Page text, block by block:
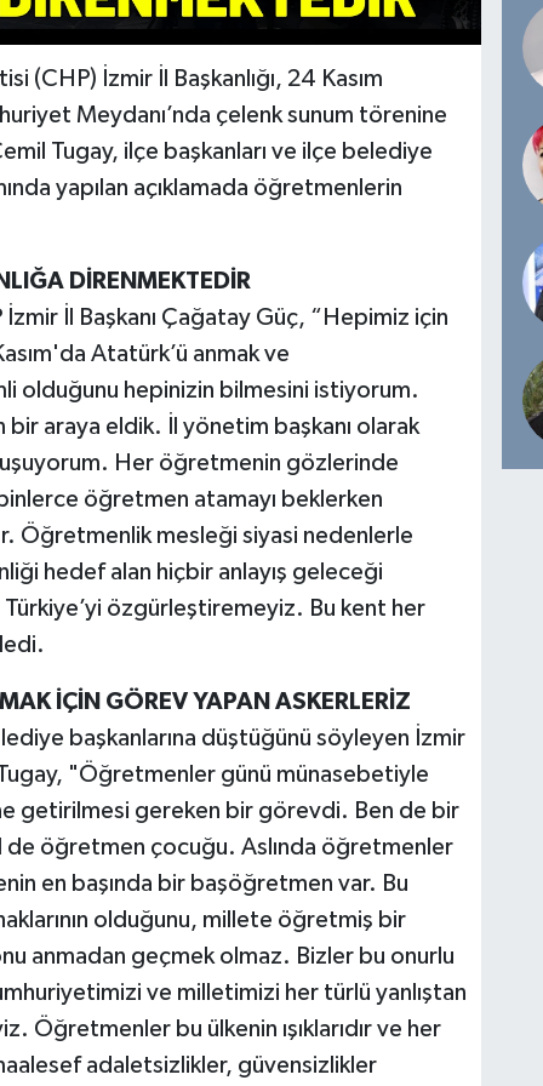
(CHP) İzmir İl Başkanlığı, 24 Kasım
Meydanı’nda çelenk sunum törenine
Tugay, ilçe başkanları ve ilçe belediye
yapılan açıklamada öğretmenlerin
DİRENMEKTEDİR
İl Başkanı Çağatay Güç, “Hepimiz için
Atatürk’ü anmak ve
olduğunu hepinizin bilmesini istiyorum.
araya eldik. İl yönetim başkanı olarak
Her öğretmenin gözlerinde
öğretmen atamayı beklerken
Öğretmenlik mesleği siyasi nedenlerle
hedef alan hiçbir anlayış geleceği
özgürleştiremeyiz. Bu kent her
İÇİN GÖREV YAPAN ASKERLERİZ
başkanlarına düştüğünü söyleyen İzmir
"Öğretmenler günü münasebetiyle
getirilmesi gereken bir görevdi. Ben de bir
öğretmen çocuğu. Aslında öğretmenler
en başında bir başöğretmen var. Bu
olduğunu, millete öğretmiş bir
anmadan geçmek olmaz. Bizler bu onurlu
ve milletimizi her türlü yanlıştan
Öğretmenler bu ülkenin ışıklarıdır ve her
adaletsizlikler, güvensizlikler